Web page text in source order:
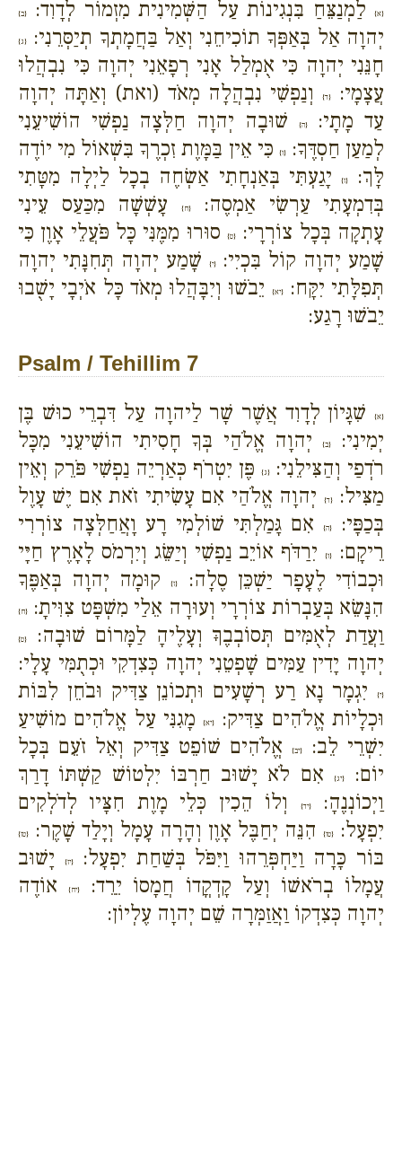
{א} לַמְנַצֵּחַ בִּנְגִינוֹת עַל הַשְּׁמִינִית מִזְמוֹר לְדָוִד: {ב}
יְהוָה אַל בְּאַפְּךָ תוֹכִיחֵנִי וְאַל בַּחֲמָתְךָ תְיַסְּרֵנִי: {ג}
חָנֵּנִי יְהוָה כִּי אֻמְלַל אָנִי רְפָאֵנִי יְהוָה כִּי נִבְהֲלוּ
עֲצָמָי:
{ד}
וְנַפְשִׁי נִבְהֲלָה מְאֹד (ואת) וְאַתָּה יְהוָה
עַד מָתָי:{ה}
שׁוּבָה יְהוָה חַלְּצָה נַפְשִׁי הוֹשִׁיעֵנִי
לְמַעַן חַסְדֶּךָ:{ו} כִּי אֵין בַּמָּוֶת זִכְרֶךָ בִּשְׁאוֹל מִי יוֹדֶה
לָּךְ:{ז}
יָגַעְתִּי בְּאַנְחָתִי אַשְׂחֶה בְכָל לַיְלָה מִטָּתִי
בְּדִמְעָתִי עַרְשִׂי אַמְסֶה:{ח}
עָשְׁשָׁה מִכַּעַס עֵינִי
עָתְקָה בְּכָל צוֹרְרָי:
{ט}
סוּרוּ מִמֶּנִּי כָּל פֹּעֲלֵי אָוֶן כִּי
שָׁמַע יְהוָה קוֹל בִּכְיִי:{י}
שָׁמַע יְהוָה תְּחִנָּתִי יְהוָה
תְּפִלָּתִי יִקָּח:{יא}
יֵבֹשׁוּ וְיִבָּהֲלוּ מְאֹד כָּל אֹיְבָי יָשֻׁבוּ
יֵבֹשׁוּ רָגַע:
Psalm / Tehillim 7
{א}
שִׁגָּיוֹן לְדָוִד אֲשֶׁר שָׁר לַיהוָה עַל דִּבְרֵי כוּשׁ בֶּן
יְמִינִי:{ב}
יְהוָה אֱלֹהַי בְּךָ חָסִיתִי הוֹשִׁיעֵנִי מִכָּל
רֹדְפַי וְהַצִּילֵנִי:{ג}
פֶּן יִטְרֹף כְּאַרְיֵה נַפְשִׁי פֹּרֵק וְאֵין
מַצִּיל:{ד}
יְהוָה אֱלֹהַי אִם עָשִׂיתִי זֹאת אִם יֶשׁ עָוֶל
בְּכַפָּי:
{ה}
אִם גָּמַלְתִּי שׁוֹלְמִי רָע וָאֲחַלְּצָה צוֹרְרִי
רֵיקָם:
{ו}יִרַדֹּף אוֹיֵב נַפְשִׁי וְיַשֵּׂג וְיִרְמֹס לָאָרֶץ חַיָּי
וּכְבוֹדִי לֶעָפָר יַשְׁכֵּן סֶלָה:
{ז}קוּמָה יְהוָה בְּאַפֶּךָ
הִנָּשֵׂא בְּעַבְרוֹת צוֹרְרָי וְעוּרָה אֵלַי מִשְׁפָּט צִוִּיתָ:
{ח}
וַעֲדַת לְאֻמִּים תְּסוֹבְבֶךָּ וְעָלֶיהָ לַמָּרוֹם שׁוּבָה: {ט}
יְהוָה יָדִין עַמִּים שָׁפְטֵנִי יְהוָה כְּצִדְקִי וּכְתֻמִּי עָלָי:
{י}
יִגְמָר נָא רַע רְשָׁעִים וּתְכוֹנֵן צַדִּיק וּבֹחֵן לִבּוֹת
וּכְלָיוֹת אֱלֹהִים צַדִּיק:
{יא}מָגִנִּי עַל אֱלֹהִים מוֹשִׁיעַ
יִשְׁרֵי לֵב:
{יב}
אֱלֹהִים שׁוֹפֵט צַדִּיק וְאֵל זֹעֵם בְּכָל
יוֹם:{יג}
אִם לֹא יָשׁוּב חַרְבּוֹ יִלְטוֹשׁ קַשְׁתּוֹ דָרַךְ
וַיְכוֹנְנֶהָ:{יד}
וְלוֹ הֵכִין כְּלֵי מָוֶת חִצָּיו לְדֹלְקִים
יִפְעָל:
{טו} הִנֵּה יְחַבֶּל אָוֶן וְהָרָה עָמָל וְיָלַד שָׁקֶר: {טז}
בּוֹר כָּרָה וַיַּחְפְּרֵהוּ וַיִּפֹּל בְּשַׁחַת יִפְעָל:{יז}
יָשׁוּב
עֲמָלוֹ בְרֹאשׁוֹ וְעַל קָדְקֳדוֹ חֲמָסוֹ יֵרֵד:
{יח}אוֹדֶה
יְהוָה כְּצִדְקוֹ וַאֲזַמְּרָה שֵׁם יְהוָה עֶלְיוֹן: